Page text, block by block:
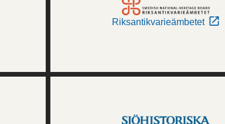
Riksantikvarieämbetet